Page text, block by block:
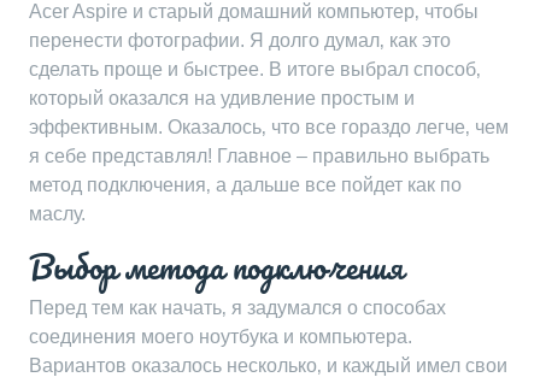
Acer Aspire и старый домашний компьютер‚ чтобы
перенести фотографии. Я долго думал‚ как это
сделать проще и быстрее. В итоге выбрал способ‚
который оказался на удивление простым и
эффективным. Оказалось‚ что все гораздо легче‚ чем
я себе представлял! Главное – правильно выбрать
метод подключения‚ а дальше все пойдет как по
маслу.
Выбор метода подключения
Перед тем как начать‚ я задумался о способах
соединения моего ноутбука и компьютера.
Вариантов оказалось несколько‚ и каждый имел свои